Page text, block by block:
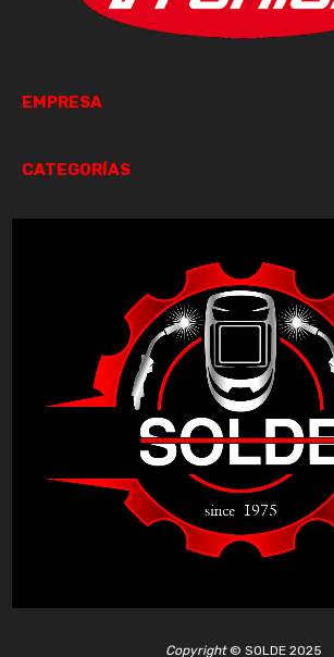
EMPRESA
CATEGORÍAS
Copyright© SOLDE 2025